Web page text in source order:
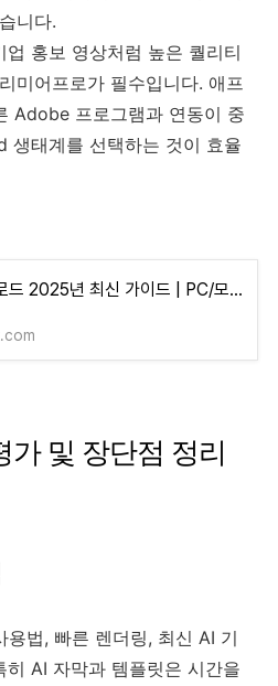
니다.
홍보 영상처럼 높은 퀄리티
미어프로가 필수입니다. 애프
Adobe 프로그램과 연동이 중
생태계를 선택하는 것이 효율
캡컷 다운로드 2025년 최신 가이드 | PC/모바일 완벽 설치법
가 및 장단점 정리
법, 빠른 렌더링, 최신 AI 기
히 AI 자막과 템플릿은 시간을